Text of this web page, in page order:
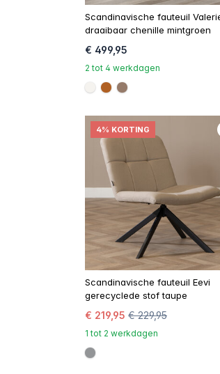
Scandinavische fauteuil
draaibaar chenille mintgroen
€ 499,95
2 tot 4 werkdagen
#f5f3ef
#b06023
#967b6a
4% KORTING
Scandinavische fauteuil Eevi
gerecyclede stof taupe
€ 219,95 € 229,95
1 tot 2 werkdagen
#939597